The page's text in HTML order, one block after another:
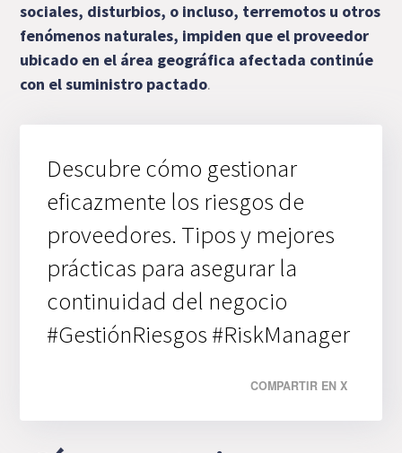
sociales, disturbios, o incluso, terremotos u otros
fenómenos naturales, impiden que el proveedor
ubicado en el área geográfica afectada continúe
con el suministro pactado.
Descubre cómo gestionar
eficazmente los riesgos de
proveedores. Tipos y mejores
prácticas para asegurar la
continuidad del negocio
#GestiónRiesgos #RiskManager
COMPARTIR EN X